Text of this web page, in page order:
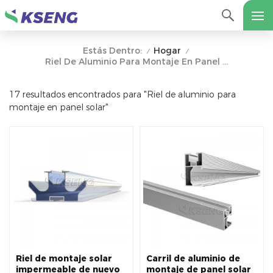
Estás Dentro: / Hogar /
Riel De Aluminio Para Montaje En Panel Solar
17 resultados encontrados para "Riel de aluminio para
montaje en panel solar"
Riel de montaje solar
impermeable de nuevo
Carril de aluminio de
montaje de panel solar